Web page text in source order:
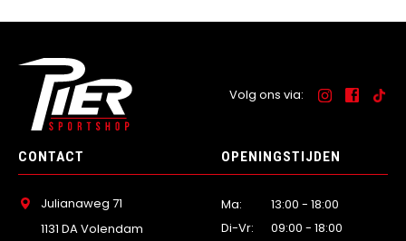
Volg ons via:
CONTACT
Julianaweg 71
1131 DA Volendam
OPENINGSTIJDEN
Ma:
13:00 - 18:00
Di-Vr:
09:00 - 18:00